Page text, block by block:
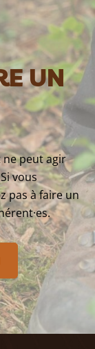
UN
ne peut agir
vous
pas à faire un